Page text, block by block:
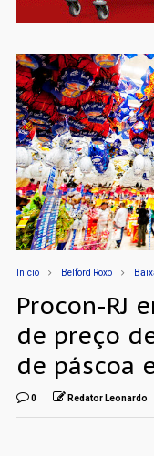
Início Belford Roxo
Procon-RJ
de preço
de páscoa
0 Redator Leonardo